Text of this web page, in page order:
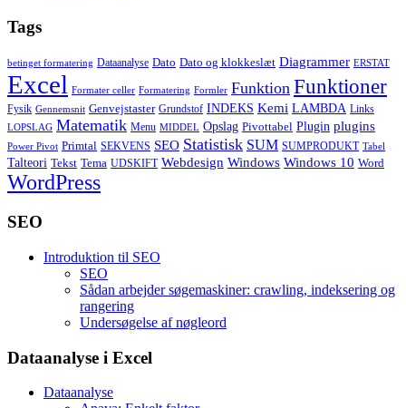
Tags
betinget formatering Dataanalyse Dato Dato og klokkeslæt Diagrammer ERSTAT
Excel Formater celler Formatering Formler Funktion Funktioner
Fysik Gennemsnit Genvejstaster Grundstof INDEKS Kemi LAMBDA Links
LOPSLAG Matematik Menu MIDDEL Opslag Pivottabel Plugin plugins
Power Pivot Primtal SEKVENS SEO Statistisk SUM SUMPRODUKT Tabel
Talteori Tekst Tema UDSKIFT Webdesign Windows Windows 10 Word
WordPress
SEO
Introduktion til SEO
SEO
Sådan arbejder søgemaskiner: crawling, indeksering og
rangering
Undersøgelse af nøgleord
Dataanalyse i Excel
Dataanalyse